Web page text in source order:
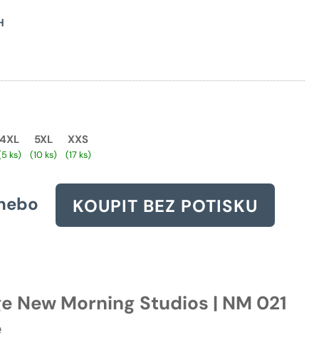
Původní
1054 Kč.
4XL
ks)
5XL
(10 ks)
XXS
(17 ks)
KOUPIT BEZ POTISKU
New Morning Studios | NM 021